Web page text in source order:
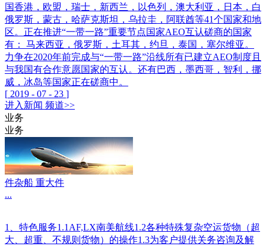
国香港，欧盟，瑞士，新西兰，以色列，澳大利亚，日本，白
俄罗斯，蒙古，哈萨克斯坦，乌拉圭，阿联酋等41个国家和地
区。正在推进“一带一路”重要节点国家AEO互认磋商的国家
有： 马来西亚，俄罗斯，土耳其，约旦，泰国，塞尔维亚。
力争在2020年前完成与“一带一路”沿线所有已建立AEO制度且
与我国有合作意愿国家的互认。还有巴西，墨西哥，智利，挪
威，冰岛等国家正在磋商中。
[ 2019 - 07 - 23 ]
进入 新闻 频道>>
业务
业务
件杂船 重大件
...
1、特色服务1.1AF,LX南美航线1.2各种特殊复杂空运货物（超
大、超重、不规则货物）的操作1.3为客户提供关务咨询及解